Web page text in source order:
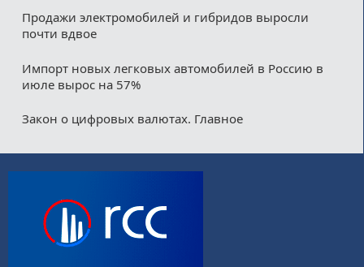
Продажи электромобилей и гибридов выросли
почти вдвое
Импорт новых легковых автомобилей в Россию в
июле вырос на 57%
Закон о цифровых валютах. Главное